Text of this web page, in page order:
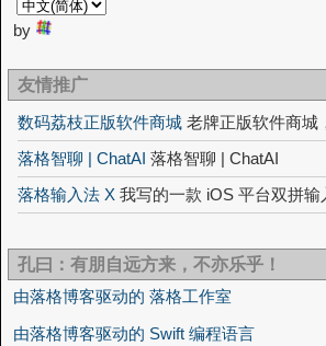
by
友情推广
数码荔枝正版软件商城 老牌正版软件商城
落格智聊 | ChatAI 落格智聊 | ChatAI
落格输入法 X 我写的一款 iOS 平台双拼输
孔曰：有朋自远方来，不亦乐乎！
由落格博客驱动的 落格工作室
由落格博客驱动的 Swift 编程语言